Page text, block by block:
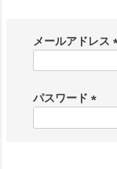
メールアドレス
)
パスワード